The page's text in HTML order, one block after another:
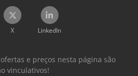
X LinkedIn
e preços nesta página são
vinculativos!